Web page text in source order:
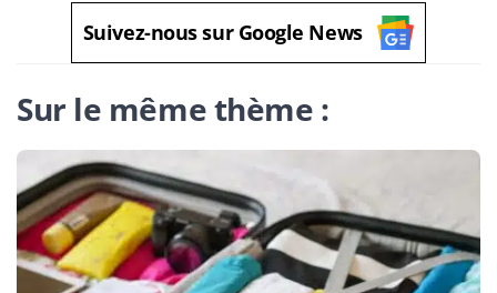
Suivez-nous sur Google News
Sur le même thème :